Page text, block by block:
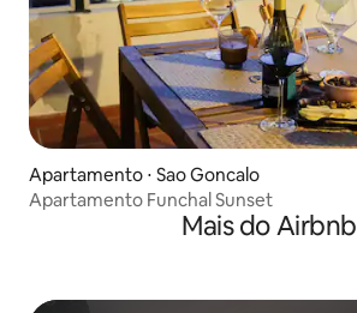
Apartamento ⋅ Sao Goncalo
Apartamento Funchal Sunset
Mais do Airbnb